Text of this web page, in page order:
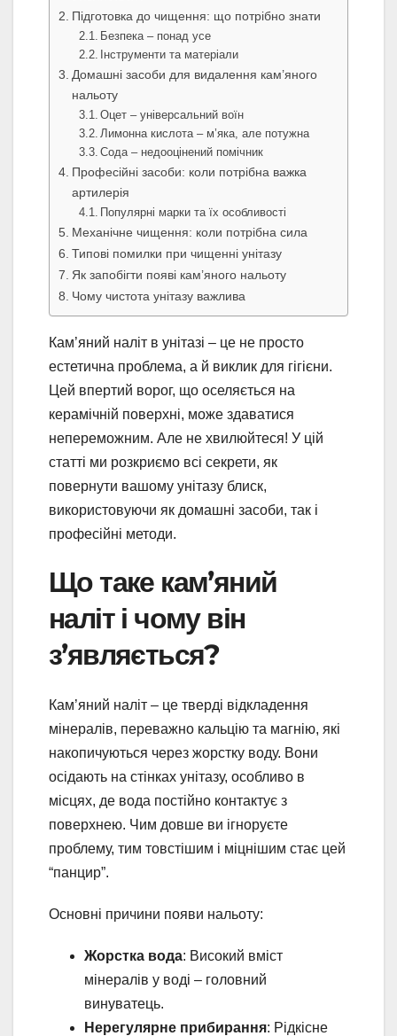
Підготовка до чищення: що потрібно знати
Безпека – понад усе
Інструменти та матеріали
Домашні засоби для видалення кам’яного
нальоту
Оцет – універсальний воїн
Лимонна кислота – м’яка, але потужна
Сода – недооцінений помічник
Професійні засоби: коли потрібна важка
артилерія
Популярні марки та їх особливості
Механічне чищення: коли потрібна сила
Типові помилки при чищенні унітазу
Як запобігти появі кам’яного нальоту
Чому чистота унітазу важлива
Кам’яний наліт в унітазі – це не просто
естетична проблема, а й виклик для гігієни.
Цей впертий ворог, що оселяється на
керамічній поверхні, може здаватися
непереможним. Але не хвилюйтеся! У цій
статті ми розкриємо всі секрети, як
повернути вашому унітазу блиск,
використовуючи як домашні засоби, так і
професійні методи.
Що таке кам’яний
наліт і чому він
з’являється?
Кам’яний наліт – це тверді відкладення
мінералів, переважно кальцію та магнію, які
накопичуються через жорстку воду. Вони
осідають на стінках унітазу, особливо в
місцях, де вода постійно контактує з
поверхнею. Чим довше ви ігноруєте
проблему, тим товстішим і міцнішим стає цей
“панцир”.
Основні причини появи нальоту:
Жорстка вода: Високий вміст
мінералів у воді – головний
винуватець.
Нерегулярне прибирання: Рідкісне